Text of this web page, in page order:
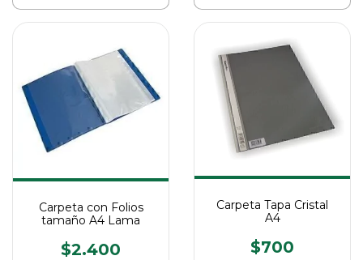
Carpeta con Folios
tamaño A4 Lama
$2.400
Carpeta Tapa Cristal
A4
$700